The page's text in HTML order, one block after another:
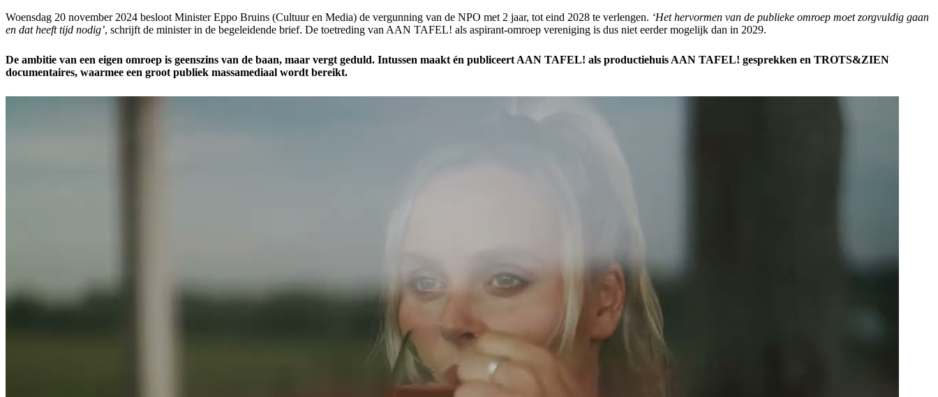
Woensdag 20 november 2024 besloot Minister Eppo Bruins (Cultuur en Media) de vergunning van de NPO met 2 jaar, tot eind 2028 te verlengen. ‘Het hervormen van de publieke omroep moet zorgvuldig gaan
en dat heeft tijd nodig’, schrijft de minister in de begeleidende brief. De toetreding van AAN TAFEL! als aspirant-omroep vereniging is dus niet eerder mogelijk dan in 2029.
De ambitie van een eigen omroep is geenszins van de baan, maar vergt geduld. Intussen maakt én publiceert AAN TAFEL! als productiehuis AAN TAFEL! gesprekken en TROTS&ZIEN
documentaires, waarmee een groot publiek massamediaal wordt bereikt.